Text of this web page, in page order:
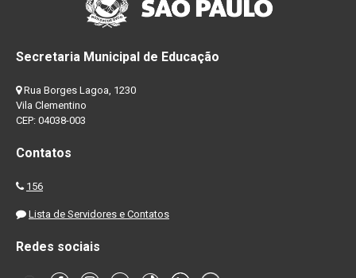
Secretaria Municipal de Educação
Rua Borges Lagoa, 1230
Vila Clementino
CEP: 04038-003
Contatos
156
Lista de Servidores e Contatos
Redes sociais